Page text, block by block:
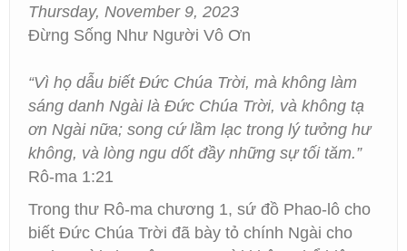
Thursday, November 9, 2023
Đừng Sống Như Người Vô Ơn
“Vì họ dẫu biết Đức Chúa Trời, mà không làm
sáng danh Ngài là Đức Chúa Trời, và không tạ
ơn Ngài nữa; song cứ lầm lạc trong lý tưởng hư
không, và lòng ngu dốt đầy những sự tối tăm.”
Rô-ma 1:21
Trong thư Rô-ma chương 1, sứ đồ Phao-lô cho
biết Đức Chúa Trời đã bày tỏ chính Ngài cho